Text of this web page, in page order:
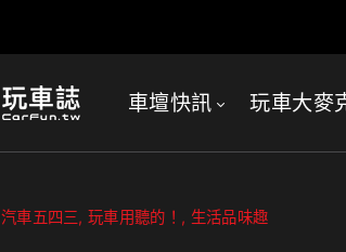
車壇快訊 玩車大麥
汽車五四三 玩車用聽的！ 生活品味趣